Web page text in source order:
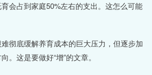
会占到家庭50%左右的支出。这怎么可能
彻底缓解养育成本的巨大压力，但逐步加
。这是要做好“增”的文章。